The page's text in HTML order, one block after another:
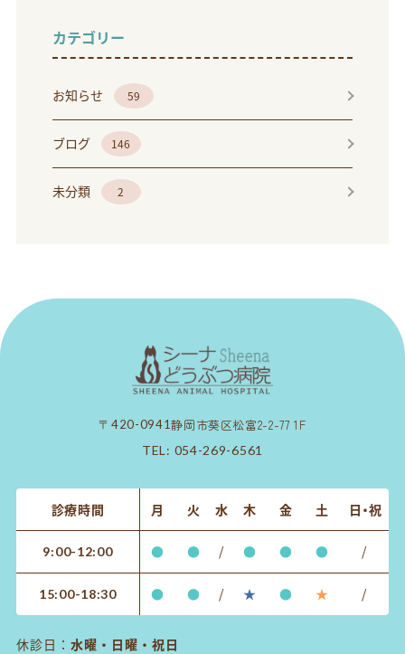
カテゴリー
お知らせ 59
ブログ 146
未分類 2
〒420-0941静岡市葵区松富2-2-77 1F
TEL: 054-269-6561
診療時間 月 火 水 木 金 土 日・祝
9:00-12:00 ● ● / ● ● ● /
15:00-18:30 ● ● / ★ ● ★ /
休診日： 水曜・日曜・祝日